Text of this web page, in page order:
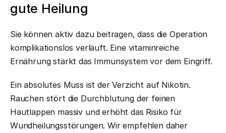
gute Heilung
Sie können aktiv dazu beitragen, dass die Operation
komplikationslos verläuft. Eine vitaminreiche
Ernährung stärkt das Immunsystem vor dem Eingriff.
Ein absolutes Muss ist der Verzicht auf Nikotin.
Rauchen stört die Durchblutung der feinen
Hautlappen massiv und erhöht das Risiko für
Wundheilungsstörungen. Wir empfehlen daher